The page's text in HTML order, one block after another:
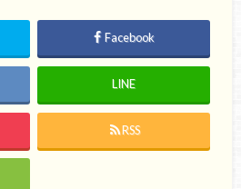
Facebook
LINE
RSS